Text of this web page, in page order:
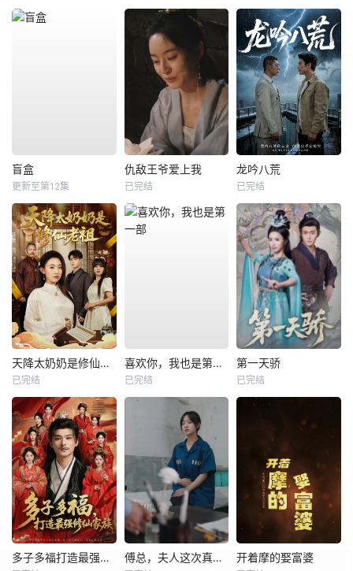
盲盒
更新至第12集
仇敌王爷爱上我
已完结
龙吟八荒
已完结
天降太奶奶是修仙老祖
已完结
喜欢你，我也是第一部
已完结
第一天骄
已完结
多子多福打造最强修仙家族 傅总，夫人这次真的死了 开着摩的娶富婆